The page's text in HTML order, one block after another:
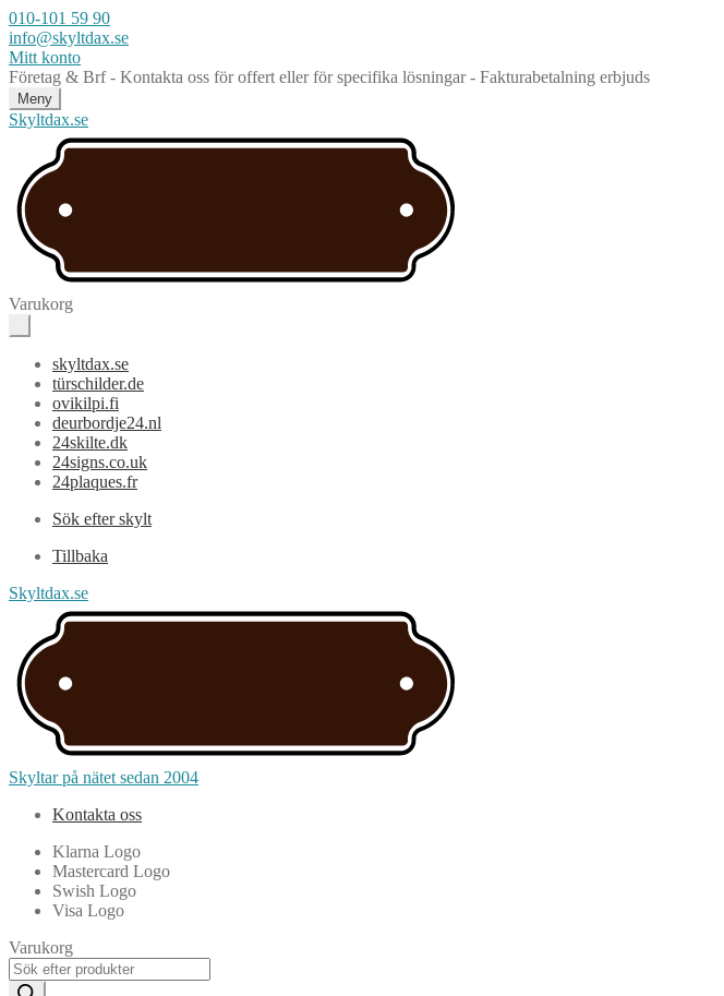
010-101 59 90
info@skyltdax.se
Mitt konto
Företag & Brf - Kontakta oss för offert eller för specifika lösningar - Fakturabetalning erbjuds
Meny
Skyltdax.se
Varukorg
skyltdax.se
türschilder.de
ovikilpi.fi
deurbordje24.nl
24skilte.dk
24signs.co.uk
24plaques.fr
Sök efter skylt
Tillbaka
Skyltdax.se
Skyltar på nätet sedan 2004
Kontakta oss
Klarna Logo
Mastercard Logo
Swish Logo
Visa Logo
Varukorg
Products
search